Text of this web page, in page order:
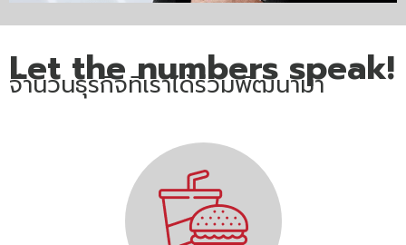
Let the numbers speak!
จำนวนธุรกิจที่เราได้ร่วมพัฒนามา